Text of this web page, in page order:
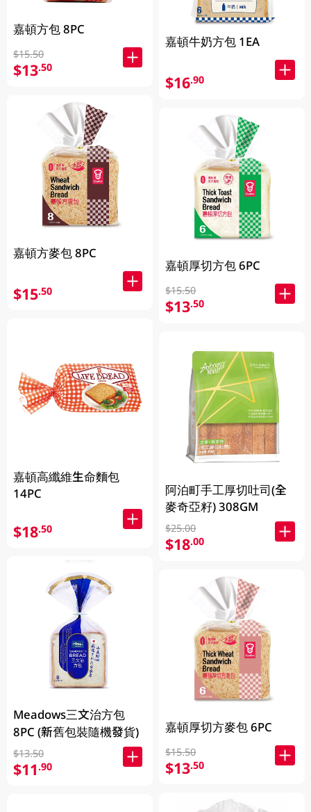
嘉頓方包 8PC
$15.50
$13.50
嘉頓方麥包 8PC
$15.50
嘉頓高纖維生命麵包
14PC
$18.50
Meadows三文治方包
8PC (新舊包裝隨機發貨)
$13.50
$11.90
嘉頓牛奶方包 1EA
$16.90
嘉頓厚切方包 6PC
$15.50
$13.50
阿泊町手工厚切吐司(全
麥奇亞籽) 308GM
$25.00
$18.00
嘉頓厚切方麥包 6PC
$15.50
$13.50